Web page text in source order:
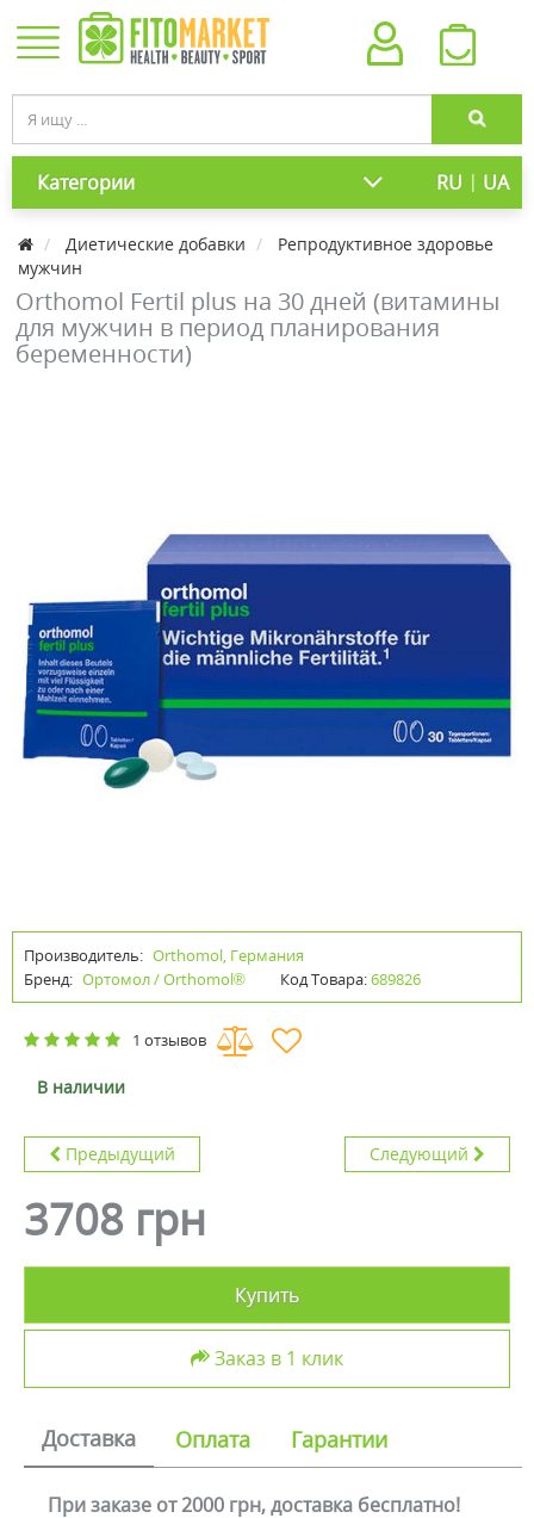
Категории RU | UA
Диетические добавки
Репродуктивное здоровье
мужчин
Orthomol Fertil plus на 30 дней (витамины
для мужчин в период планирования
беременности)
Производитель: Orthomol, Германия
Бренд: Ортомол / Orthomol® Код Товара:689826
1 отзывов
В наличии
Предыдущий Следующий
3708 грн
Купить
Заказ в 1 клик
Доставка Оплата Гарантии
При заказе от 2000 грн, доставка бесплатно!